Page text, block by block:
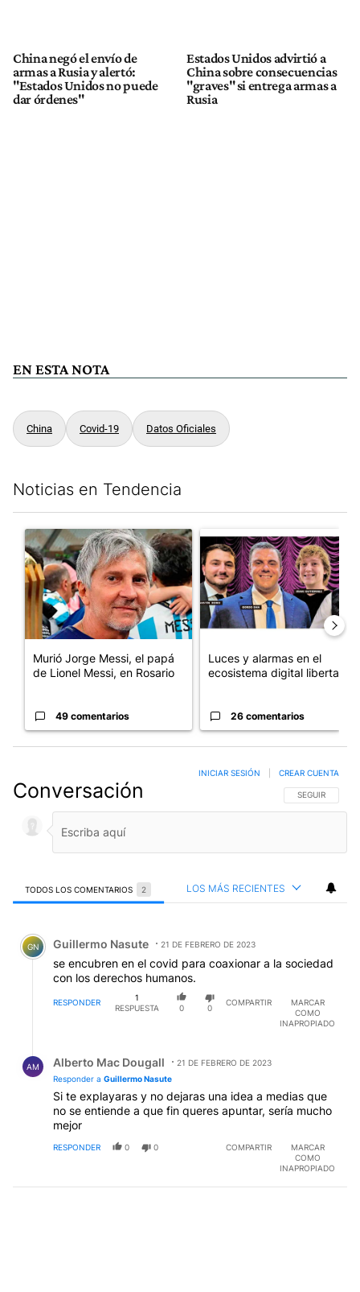
China negó el envío de
armas a Rusia y alertó:
"Estados Unidos no puede
dar órdenes"
Estados Unidos advirtió a
China sobre consecuencias
"graves" si entrega armas a
Rusia
EN ESTA NOTA
China Covid-19 Datos Oficiales
Noticias en Tendencia
Un artículo de tendencia con el título "Murió Jorge Messi, el
Murió Jorge Messi, el papá
de Lionel Messi, en Rosario
49 comentarios
Un artículo de tendencia con
Luces y alarmas en el
ecosistema digital libertario
26 comentarios
Conversación SIGA ESTA
SEGUIR
INICIAR SESIÓN CREAR CUENTA
TODOS LOS COMENTARIOS 2 LOS MÁS RECIENTES
Comentario de Guillermo Nasute.
GN Guillermo Nasute 21 DE FEBRERO DE 2023
se encubren en el covid para coaxionar a la sociedad
con los derechos humanos.
RESPONDER
1
RESPUESTA
0 0
COMPARTIR
MARCAR
COMO
INAPROPIADO
AM Alberto Mac Dougall
21 DE FEBRERO DE 2023
Responder a Guillermo Nasute
Si te explayaras y no dejaras una idea a medias que
no se entiende a que fin queres apuntar, sería mucho
mejor
RESPONDER 0 0 COMPARTIR
MARCAR
COMO
INAPROPIADO